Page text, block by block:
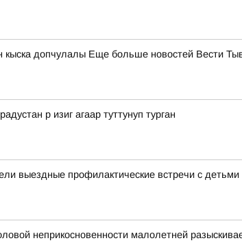
допчулалы Еще больше новостей Вести
р изиг агаар туттунуп турган
выездные профилактические встречи с
неприкосновенности малолетней